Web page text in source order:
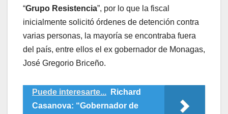
“Grupo Resistencia”, por lo que la fiscal
inicialmente solicitó órdenes de detención contra
varias personas, la mayoría se encontraba fuera
del país, entre ellos el ex gobernador de Monagas,
José Gregorio Briceño.
Puede interesarte...
Richard
Casanova: “Gobernador de